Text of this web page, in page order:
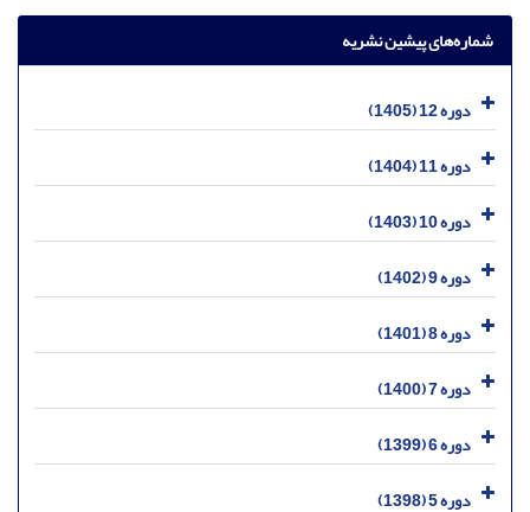
شماره‌های پیشین نشریه
دوره 12 (1405)
دوره 11 (1404)
دوره 10 (1403)
دوره 9 (1402)
دوره 8 (1401)
دوره 7 (1400)
دوره 6 (1399)
دوره 5 (1398)